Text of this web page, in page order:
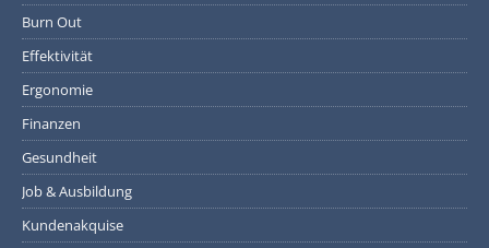
Burn Out
Effektivität
Ergonomie
Finanzen
Gesundheit
Job & Ausbildung
Kundenakquise